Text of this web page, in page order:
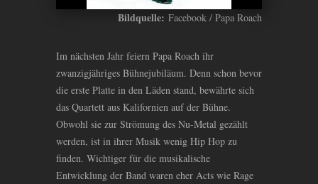
Bildquelle: Facebook / Papa Roach
Im nächsten Jahr feiern Papa Roach ihr
zwanzigjähriges Bühnejubiläum. Denn schon bevor
die erste Platte in den Läden stand, bewährte sich
das Quartett aus Kalifornien auf der Bühne.
Obwohl sie zur Strömung des Nu-Metal gezählt
werden, ist in ihrer Musik wenig Hip Hop zu
finden. Wichtiger für die musikalische
Entwicklung der Band waren eher Acts wie Rage